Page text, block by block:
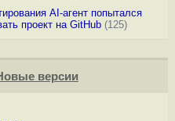
AI-агент попытался
проект на GitHub(125)
версии